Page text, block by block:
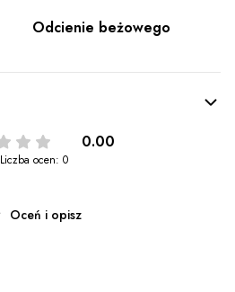
Odcienie beżowego
0.00
Liczba ocen: 0
Oceń i opisz